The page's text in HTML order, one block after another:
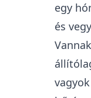
egy
és